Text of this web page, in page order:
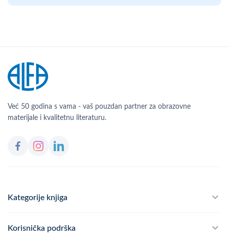
Već 50 godina s vama - vaš pouzdan partner za obrazovne
materijale i kvalitetnu literaturu.
Kategorije knjiga
Školski program
Korisnička podrška